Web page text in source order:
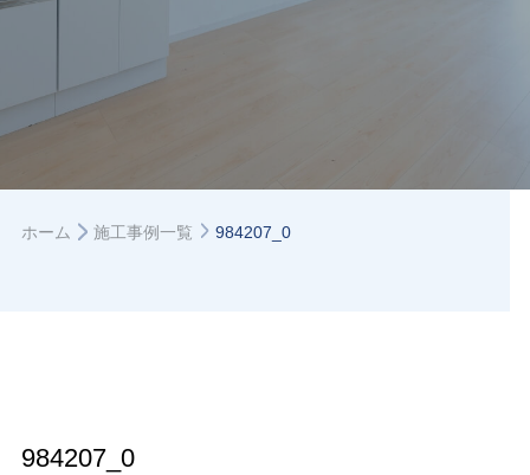
ホーム 施工事例一覧 984207_0
984207_0